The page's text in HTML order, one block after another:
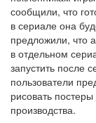
сообщили, что
в сериале она
предложили, что
в отдельном
запустить после
пользователи
рисовать
производства.